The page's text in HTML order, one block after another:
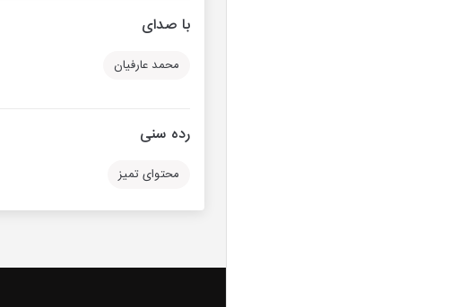
با صدای
محمد عارفیان
رده سنی
محتوای تمیز